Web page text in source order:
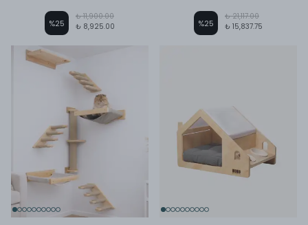
%25
₺ 11,900.00
₺ 8,925.00
%25
₺ 21,117.00
₺ 15,837.75